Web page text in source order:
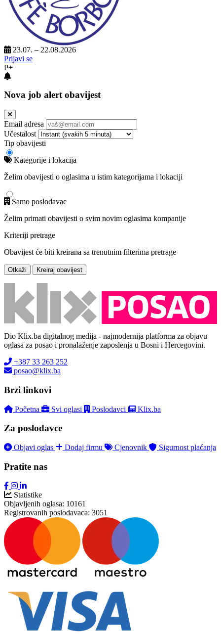
23.07. – 22.08.2026
Prijavi se
P+
Nova job alert obavijest
Email adresa
Učestalost
Tip obavijesti
Kategorije i lokacija
Želim obavijesti o oglasima u istim kategorijama i lokaciji
Samo poslodavac
Želim primati obavijesti o svim novim oglasima kompanije
Kriteriji pretrage
Obavijest će biti kreirana sa trenutnim filterima pretrage
Otkaži Kreiraj obavijest
Dio Klix.ba digitalnog medija - najmodernija platforma za objavu
oglasa za posao i pronalaženje zaposlenja u Bosni i Hercegovini.
+387 33 263 252
posao@klix.ba
Brzi linkovi
Početna Svi oglasi Poslodavci Klix.ba
Za poslodavce
Objavi oglas Dodaj firmu Cjenovnik Sigurnost plaćanja
Pratite nas
Statistike
Objavljenih oglasa: 10161
Registrovanih poslodavaca: 3051